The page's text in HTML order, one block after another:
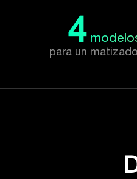
4
para un